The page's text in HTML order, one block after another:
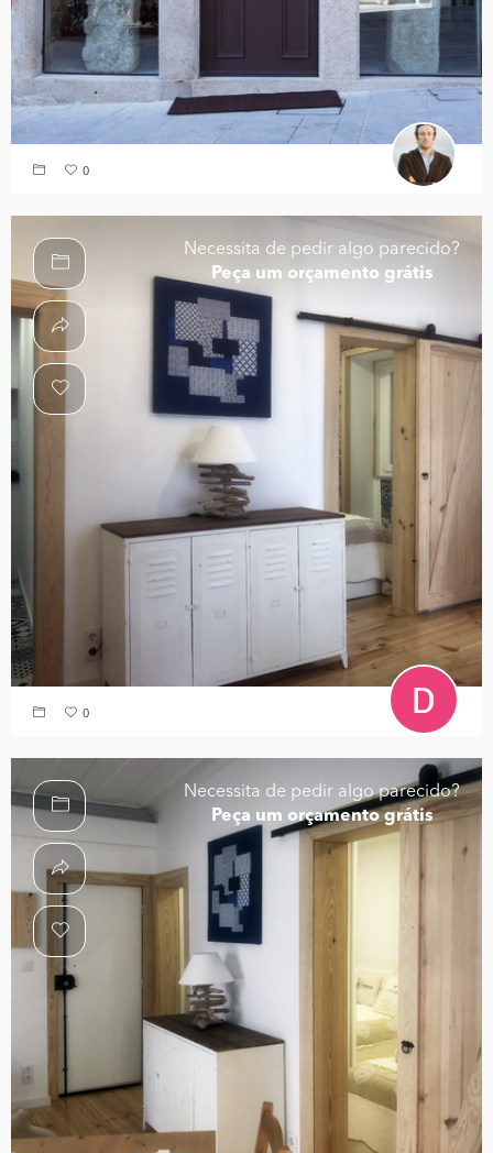
0
Necessita de pedir algo parecido?
Peça um orçamento grátis
0
Necessita de pedir algo parecido?
Peça um orçamento grátis